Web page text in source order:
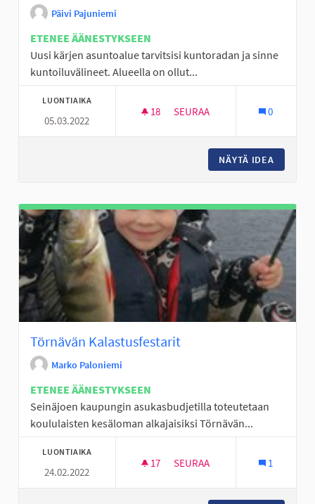
Päivi Pajuniemi
ETENEE ÄÄNESTYKSEEN
Uusi kärjen asuntoalue tarvitsisi kuntoradan ja sinne
kuntoiluvälineet. Alueella on ollut...
LUONTIAIKA
05.03.2022
18 18 SEURAAJAA
SEURAA 0
NÄYTÄ IDEA
Törnävän Kalastusfestarit
Marko Paloniemi
ETENEE ÄÄNESTYKSEEN
Seinäjoen kaupungin asukasbudjetilla toteutetaan
koululaisten kesäloman alkajaisiksi Törnävän...
LUONTIAIKA
24.02.2022
17 17 SEURAAJAA
SEURAA 1